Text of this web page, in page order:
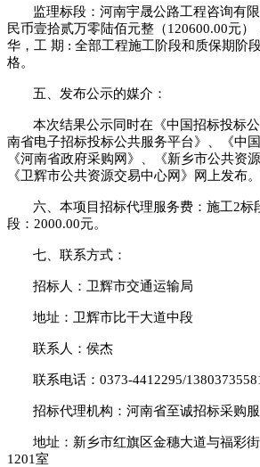
监理标段：河南宇晟公路工程咨询有限
民币壹拾贰万零陆佰元整（120600.00元
华，工 期 : 全部工程施工阶段和质保期阶
格。
五、发布公示的媒介：
本次结果公示同时在《中国招标投标
南省电子招标投标公共服务平台》、《中
《河南省政府采购网》、《新乡市公共资
《卫辉市公共资源交易中心网》网上发布。
六、本项目招标代理服务费：施工2标
段：2000.00元。
七、联系方式：
招标人：卫辉市交通运输局
地址：卫辉市比干大道中段
联系人：侯杰
联系电话： 0373-4412295/
招标代理机构：河南省至诚招标采购
地址：新乡市红旗区金穗大道与福彩
1201室